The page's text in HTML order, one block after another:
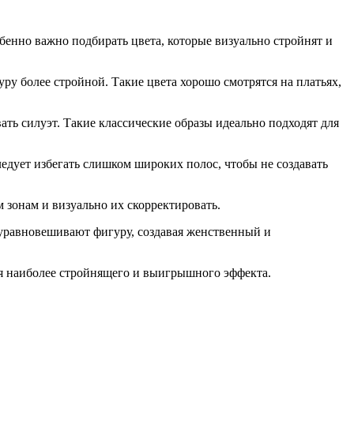
важно подбирать цвета, которые визуально стройнят и
стройной. Такие цвета хорошо смотрятся на платьях,
силуэт. Такие классические образы идеально подходят для
избегать слишком широких полос, чтобы не создавать
и визуально их скорректировать.
фигуру, создавая женственный и
стройнящего и выигрышного эффекта.